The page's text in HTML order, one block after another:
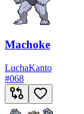
Machoke
LuchaKanto
#068